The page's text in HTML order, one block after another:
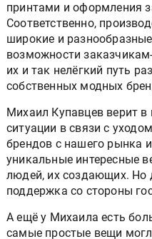
принтами и оформления
Соответственно,
широкие и
возможности
их и так нелёгкий путь
собственных модных
Михаил Купавцев верит в
ситуации в связи с
брендов с нашего рынка
уникальные интересные
людей, их создающих. Но
поддержка со стороны
А ещё у Михаила есть
самые простые вещи